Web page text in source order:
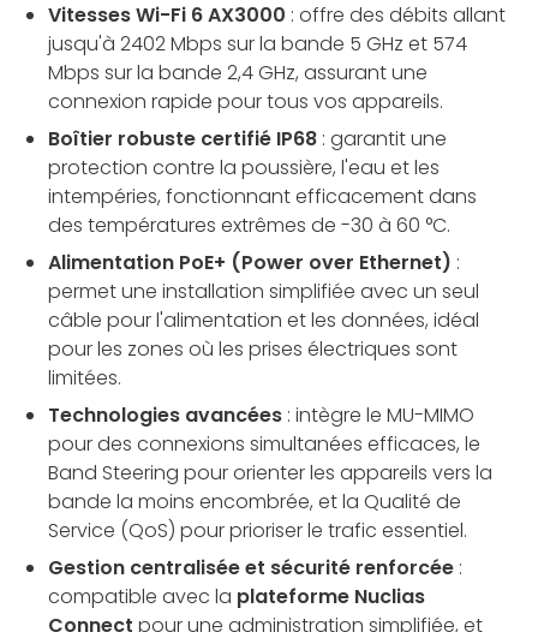
Vitesses Wi-Fi 6 AX3000 : offre des débits allant
jusqu'à 2402 Mbps sur la bande 5 GHz et 574
Mbps sur la bande 2,4 GHz, assurant une
connexion rapide pour tous vos appareils.
Boîtier robuste certifié IP68 : garantit une
protection contre la poussière, l'eau et les
intempéries, fonctionnant efficacement dans
des températures extrêmes de -30 à 60 °C.
Alimentation PoE+ (Power over Ethernet) :
permet une installation simplifiée avec un seul
câble pour l'alimentation et les données, idéal
pour les zones où les prises électriques sont
limitées.
Technologies avancées : intègre le MU-MIMO
pour des connexions simultanées efficaces, le
Band Steering pour orienter les appareils vers la
bande la moins encombrée, et la Qualité de
Service (QoS) pour prioriser le trafic essentiel.
Gestion centralisée et sécurité renforcée :
compatible avec la plateforme Nuclias
Connect pour une administration simplifiée, et